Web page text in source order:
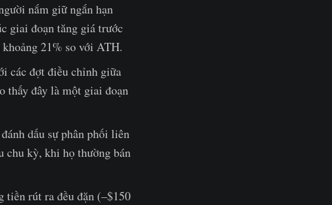
nắm giữ ngắn hạn
giai đoạn tăng giá trước
21% so với ATH.
các đợt điều chỉnh giữa
thấy đây là một giai đoạn
dấu sự phân phối liên
chu kỳ, khi họ thường bán
tiền rút ra đều đặn (–$150